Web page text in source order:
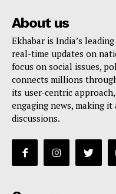
About us
Ekhabar is India’s
real-time updates on
focus on social issues,
connects millions
its user-centric
engaging news, making
discussions.